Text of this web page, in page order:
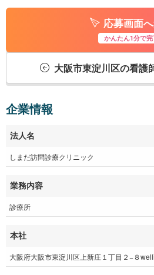
応募画面
かんたん1分で完
大阪市東淀川区の看護
企業情報
法人名
しまだ訪問診療クリニック
業務内容
診療所
本社
大阪府大阪市東淀川区上新庄１丁目２−８